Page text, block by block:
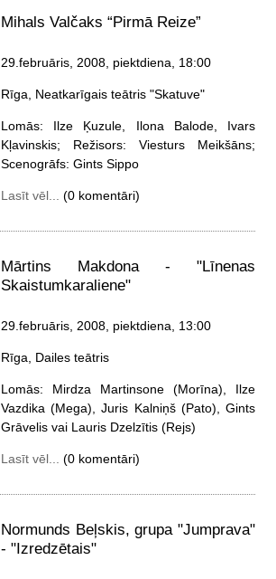
Mihals Valčaks “Pirmā Reize”
29.februāris, 2008, piektdiena , 18:00
Rīga, Neatkarīgais teātris "Skatuve"
Lomās: Ilze Ķuzule, Ilona Balode, Ivars
Kļavinskis; Režisors: Viesturs Meikšāns;
Scenogrāfs: Gints Sippo
Lasīt vēl... (0 komentāri)
Mārtins Makdona - "Līnenas
Skaistumkaraliene"
29.februāris, 2008, piektdiena , 13:00
Rīga, Dailes teātris
Lomās: Mirdza Martinsone (Morīna), Ilze
Vazdika (Mega), Juris Kalniņš (Pato), Gints
Grāvelis vai Lauris Dzelzītis (Rejs)
Lasīt vēl... (0 komentāri)
Normunds Beļskis, grupa "Jumprava"
- "Izredzētais"